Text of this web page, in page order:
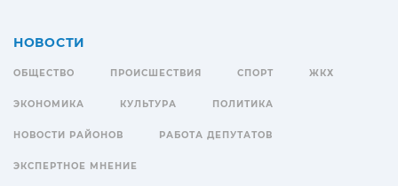
НОВОСТИ
ОБЩЕСТВО ПРОИСШЕСТВИЯ СПОРТ ЖКХ
ЭКОНОМИКА КУЛЬТУРА ПОЛИТИКА
НОВОСТИ РАЙОНОВ РАБОТА ДЕПУТАТОВ
ЭКСПЕРТНОЕ МНЕНИЕ